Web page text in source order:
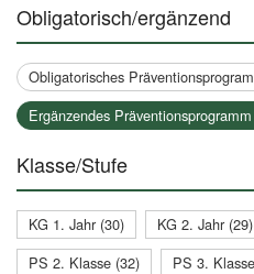
Obligatorisch/ergänzend
Obligatorisches
Ergänzendes
Klasse/Stufe
KG 1. Jahr (30) KG 2. Jahr (29)
PS 2. Klasse (32)
PS 3.